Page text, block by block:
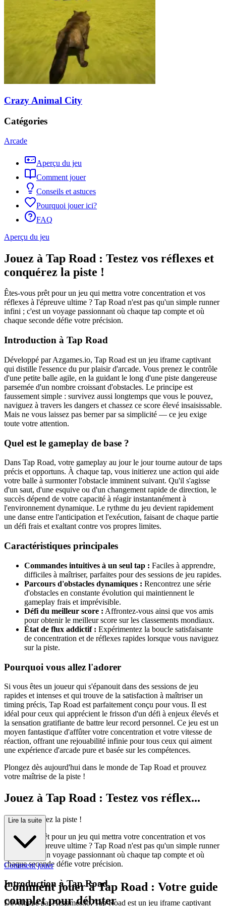
Crazy Animal City
Catégories
Arcade
Aperçu du jeu
Comment jouer
Conseils et astuces
Pourquoi jouer ici?
FAQ
Aperçu du jeu
Jouez à Tap Road : Testez vos réflexes et
conquérez la piste !
Êtes-vous prêt pour un jeu qui mettra votre concentration et vos
réflexes à l'épreuve ultime ? Tap Road n'est pas qu'un simple runner
infini ; c'est un voyage passionnant où chaque tap compte et où
chaque seconde défie votre précision.
Introduction à Tap Road
Développé par Azgames.io, Tap Road est un jeu iframe captivant
qui distille l'essence du pur plaisir d'arcade. Vous prenez le contrôle
d'une petite balle agile, en la guidant le long d'une piste dangereuse
parsemée d'un nombre croissant d'obstacles. Le principe est
faussement simple : survivez aussi longtemps que vous le pouvez,
naviguez à travers les dangers et chassez ce score élevé insaisissable.
Mais ne vous laissez pas berner par sa simplicité — ce jeu exige
toute votre attention.
Quel est le gameplay de base ?
Dans Tap Road, votre gameplay au jour le jour tourne autour de taps
précis et opportuns. À chaque tap, vous initierez une action qui aide
votre balle à surmonter l'obstacle imminent suivant. Qu'il s'agisse
d'un saut, d'une esquive ou d'un changement rapide de direction, le
succès dépend de votre capacité à réagir instantanément à
l'environnement dynamique. Le rythme du jeu devient rapidement
une danse entre l'anticipation et l'exécution, faisant de chaque partie
un défi frais et exaltant contre vos propres limites.
Caractéristiques principales
Commandes intuitives à un seul tap : Faciles à apprendre,
difficiles à maîtriser, parfaites pour des sessions de jeu rapides.
Parcours d'obstacles dynamiques : Rencontrez une série
d'obstacles en constante évolution qui maintiennent le
gameplay frais et imprévisible.
Défi du meilleur score : Affrontez-vous ainsi que vos amis
pour obtenir le meilleur score sur les classements mondiaux.
État de flux addictif : Expérimentez la boucle satisfaisante
de concentration et de réflexes rapides lorsque vous naviguez
sur la piste.
Pourquoi vous allez l'adorer
Si vous êtes un joueur qui s'épanouit dans des sessions de jeu
rapides et intenses et qui trouve de la satisfaction à maîtriser un
timing précis, Tap Road est parfaitement conçu pour vous. Il est
idéal pour ceux qui apprécient le frisson d'un défi à enjeux élevés et
la sensation gratifiante de battre leur record personnel. Ce jeu est un
moyen fantastique d'affûter votre concentration et votre vitesse de
réaction, offrant une rejouabilité infinie pour tous ceux qui aiment
une expérience d'arcade pure et basée sur les compétences.
Plongez dès aujourd'hui dans le monde de Tap Road et prouvez
votre maîtrise de la piste !
Jouez à Tap Road : Testez vos réflex...
es et conquérez la piste !
Êtes-vous prêt pour un jeu qui mettra votre concentration et vos
réflexes à l'épreuve ultime ? Tap Road n'est pas qu'un simple runner
infini ; c'est un voyage passionnant où chaque tap compte et où
chaque seconde défie votre précision.
Introduction à Tap Road
Développé par Azgames.io, Tap Road est un jeu iframe captivant
Lire la suite
Comment jouer
Comment jouer à Tap Road : Votre guide
complet pour débuter